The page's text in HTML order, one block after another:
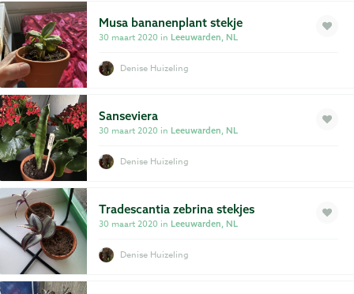
Musa bananenplant stekje
30 maart 2020 in Leeuwarden, NL
Denise Huizeling
Sanseviera
30 maart 2020 in Leeuwarden, NL
Denise Huizeling
Tradescantia zebrina stekjes
30 maart 2020 in Leeuwarden, NL
Denise Huizeling